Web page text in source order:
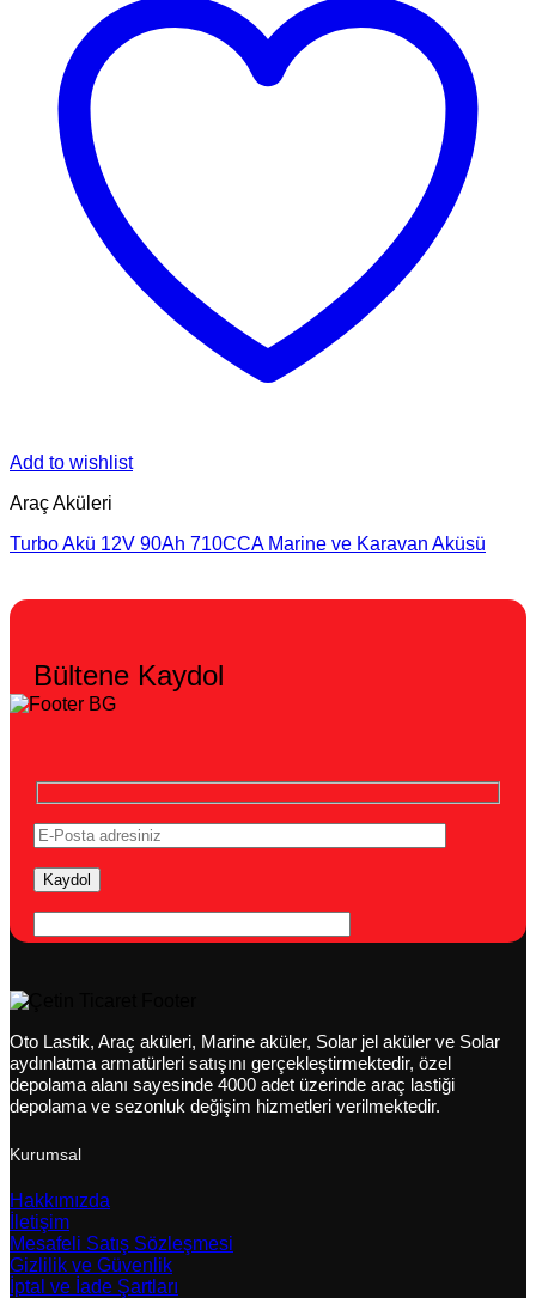
Add to wishlist
Araç Aküleri
Turbo Akü 12V 90Ah 710CCA Marine ve Karavan Aküsü
Bültene Kaydol
Oto Lastik, Araç aküleri, Marine aküler, Solar jel aküler ve Solar
aydınlatma armatürleri satışını gerçekleştirmektedir, özel
depolama alanı sayesinde 4000 adet üzerinde araç lastiği
depolama ve sezonluk değişim hizmetleri verilmektedir.
Kurumsal
Hakkımızda
İletişim
Mesafeli Satış Sözleşmesi
Gizlilik ve Güvenlik
İptal ve İade Şartları